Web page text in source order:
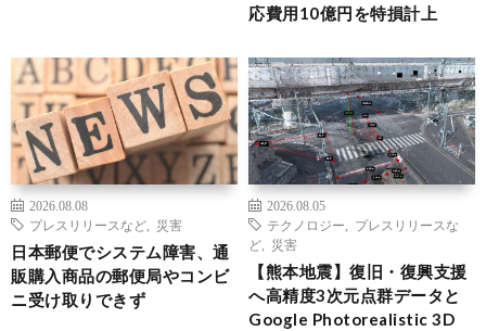
応費用10億円を特損計上
2026.08.08
プレスリリースなど
災害
日本郵便でシステム障害、通
販購入商品の郵便局やコンビ
ニ受け取りできず
2026.08.05
テクノロジー
プレスリリースな
ど
災害
【熊本地震】復旧・復興支援
へ高精度3次元点群データと
Google Photorealistic 3D